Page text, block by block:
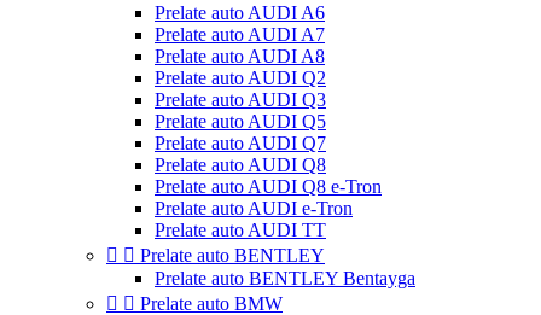
Prelate auto AUDI A6
Prelate auto AUDI A7
Prelate auto AUDI A8
Prelate auto AUDI Q2
Prelate auto AUDI Q3
Prelate auto AUDI Q5
Prelate auto AUDI Q7
Prelate auto AUDI Q8
Prelate auto AUDI Q8 e-Tron
Prelate auto AUDI e-Tron
Prelate auto AUDI TT
  Prelate auto BENTLEY
Prelate auto BENTLEY Bentayga
  Prelate auto BMW